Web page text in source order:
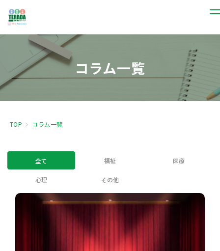
コラム一覧
TOP コラム一覧
全て 福祉 医療
心理 その他